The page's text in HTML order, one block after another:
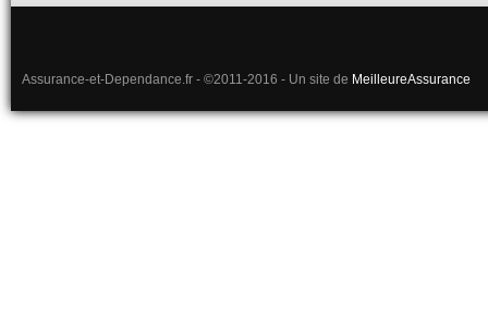
Assurance-et-Dependance.fr - ©2011-2016 - Un site de MeilleureAssurance